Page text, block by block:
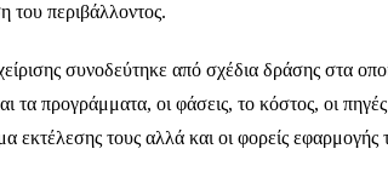
του περιβάλλοντος.
συνοδεύτηκε από σχέδια δράσης στα
τα προγράμματα, οι φάσεις, το κόστος, οι
εκτέλεσης τους αλλά και οι φορείς εφαρμογής